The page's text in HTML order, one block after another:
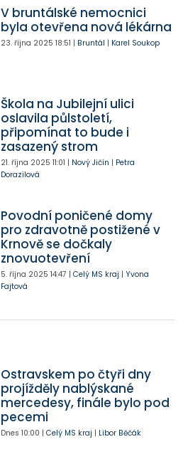
V bruntálské nemocnici
byla otevřena nová lékárna
23. října 2025 18:51 | Bruntál | Karel Soukop
Škola na Jubilejní ulici
oslavila půlstoletí,
připomínat to bude i
zasazený strom
21. října 2025 11:01 | Nový Jičín | Petra
Dorazilová
Povodní poničené domy
pro zdravotně postižené v
Krnově se dočkaly
znovuotevření
5. října 2025 14:47 | Celý MS kraj | Yvona
Fajtová
Ostravskem po čtyři dny
projížděly nablýskané
mercedesy, finále bylo pod
pecemi
Dnes 10:00 | Celý MS kraj | Libor Běčák